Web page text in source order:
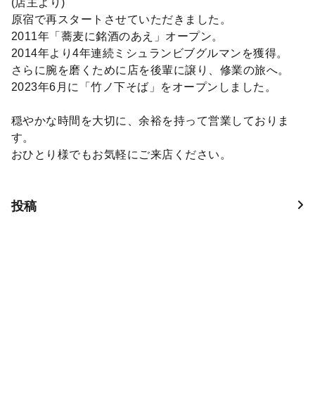
(店主より)
原宿で再スタートさせていただきました。
2011年「蕎麦に銘酒のあえ」オープン。
2014年より4年連続ミシュランビブグルマンを獲得。
さらに腕を磨くために店を後輩に譲り、修業の旅へ。
2023年6月に「竹ノ下そば」をオープンしました。
穏やかな時間を大切に、余裕を持って営業しておりま
す。
おひとり様でもお気軽にご来店ください。
投稿